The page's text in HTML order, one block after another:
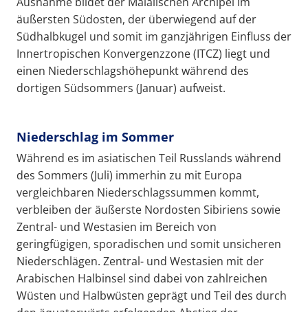
äußersten Südosten, der überwiegend auf der
Südhalbkugel und somit im ganzjährigen Einfluss der
Innertropischen Konvergenzzone (ITCZ) liegt und
einen Niederschlagshöhepunkt während des
dortigen Südsommers (Januar) aufweist.
Niederschlag im Sommer
Während es im asiatischen Teil Russlands während
des Sommers (Juli) immerhin zu mit Europa
vergleichbaren Niederschlagssummen kommt,
verbleiben der äußerste Nordosten Sibiriens sowie
Zentral- und Westasien im Bereich von
geringfügigen, sporadischen und somit unsicheren
Niederschlägen. Zentral- und Westasien mit der
Arabischen Halbinsel sind dabei von zahlreichen
Wüsten und Halbwüsten geprägt und Teil des durch